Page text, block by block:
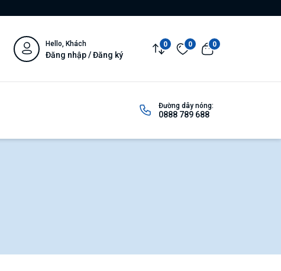
Hello, Khách
Đăng nhập / Đăng ký
0 0 0
Đường dây nóng:
0888 789 688